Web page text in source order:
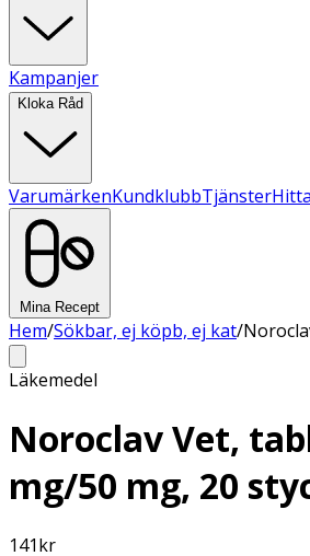
Kampanjer
Kloka Råd
VarumärkenKundklubbTjänster
Mina Recept
Hem/Sökbar, ej köpb, ej kat/
Läkemedel
Noroclav Vet,
mg/50 mg, 20
141kr